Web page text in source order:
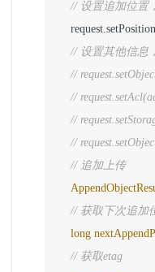
// 设置追加位置
// 设置其他信息
//
//
//
//
// 追加上传
// 获取下次追加
long
// 获取etag